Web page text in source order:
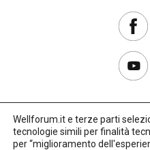
Wellforum.it e terze parti
tecnologie simili per finalità
per “miglioramento